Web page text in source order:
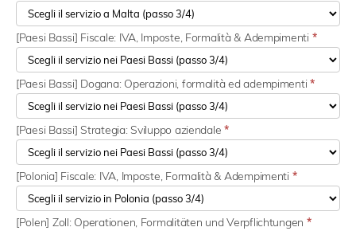
[Paesi Bassi] Fiscale: IVA, Imposte, Formalità & Adempimenti *
[Paesi Bassi] Dogana: Operazioni, formalità ed adempimenti*
[Paesi Bassi] Strategia: Sviluppo aziendale*
[Polonia] Fiscale: IVA, Imposte, Formalità & Adempimenti *
[Polen] Zoll: Operationen, Formalitäten und Verpflichtungen *